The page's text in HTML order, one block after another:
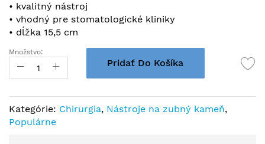
galérie
obrázkov
• kvalitný nástroj
• vhodný pre stomatologické kliniky
• dĺžka 15,5 cm
Množstvo:
Pridať Do Košíka
Kategórie: Chirurgia, Nástroje na zubný kameň,
Populárne